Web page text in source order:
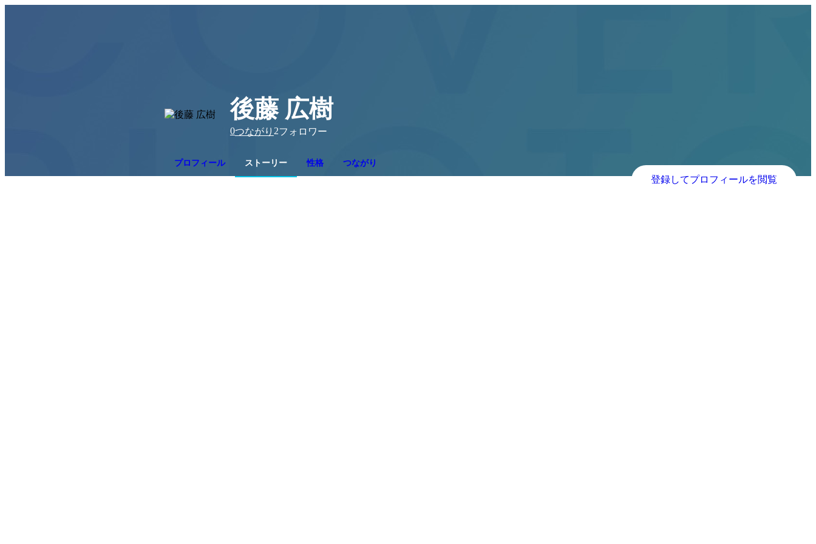
後藤 広樹
0つながり 2フォロワー
プロフィール ストーリー 性格 つながり
登録してプロフィールを閲覧